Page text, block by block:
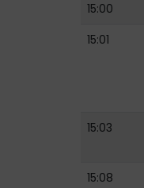
15:00
15:01
15:03
15:08